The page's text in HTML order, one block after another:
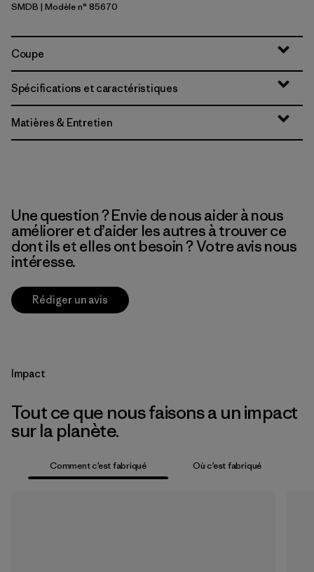
Smolder Blue
SMDB | Modèle n° 85670
Coupe
Spécifications et caractéristiques
Matières & Entretien
Une question ? Envie de nous aider à nous
améliorer et d’aider les autres à trouver ce
dont ils et elles ont besoin ? Votre avis nous
intéresse.
Rédiger un avis
Impact
Tout ce que nous faisons a un impact
sur la planète.
Comment c’est fabriqué Où c’est fabriqué